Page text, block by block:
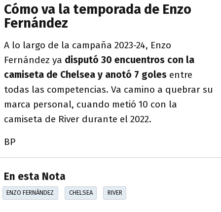
Cómo va la temporada de Enzo
Fernández
A lo largo de la campaña 2023-24, Enzo
Fernández ya disputó 30 encuentros con la
camiseta de Chelsea y anotó 7 goles entre
todas las competencias. Va camino a quebrar su
marca personal, cuando metió 10 con la
camiseta de River durante el 2022.
BP
En esta Nota
ENZO FERNÁNDEZ CHELSEA RIVER